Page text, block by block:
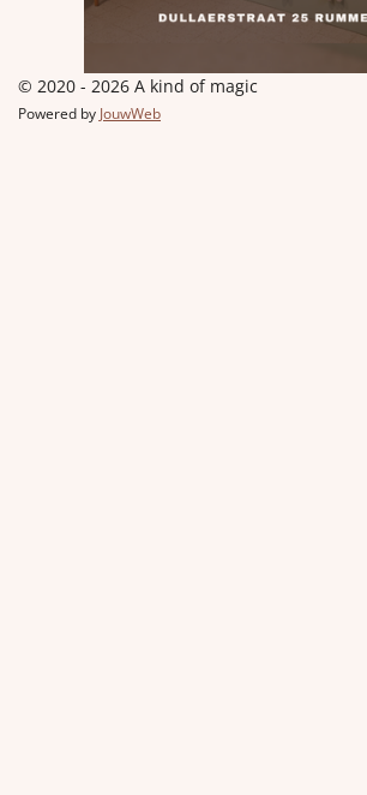
© 2020 - 2026 A kind of magic
Powered by JouwWeb